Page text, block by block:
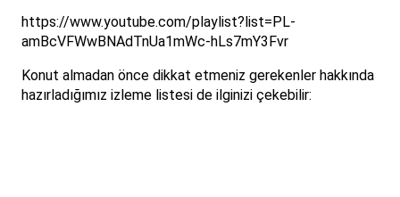
https://www.youtube.com/playlist?list=PL-
amBcVFWwBNAdTnUa1mWc-hLs7mY3Fvr
Konut almadan önce dikkat etmeniz gerekenler hakkında
hazırladığımız izleme listesi de ilginizi çekebilir: